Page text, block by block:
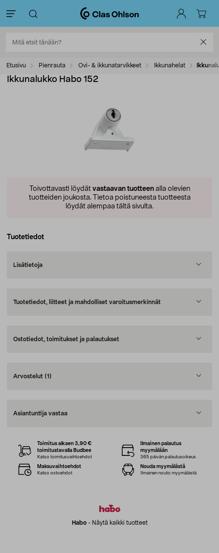
Etusivu Pienrauta Ovi- & ikkunatarvikkeet Ikkunahelat
Ikkunalukko Habo 152
Toivottavasti löydät vastaavan tuotteenalla olevien
tuotteiden joukosta. Tietoa poistuneesta tuotteesta
löydät alempaa tältä sivulta.
Tuotetiedot
Lisätietoja
Tuotetiedot, liitteet ja mahdolliset varoitusmerkinnät
Ostotiedot, toimitukset ja palautukset
Arvostelut (1)
Asiantuntija vastaa
Habo- Näytä kaikki tuotteet
Toimitus alkaen 3,90 €
toimitustavalla Budbee
Katso toimitusvaihtoehdot
Ilmainen palautus
myymälään
365 päivän palautusoikeus
Maksuvaihtoehdot
Katso ostoehdot
Nouda myymälästä
Ilmainen nouto myymälästä